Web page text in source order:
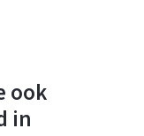
ook
in